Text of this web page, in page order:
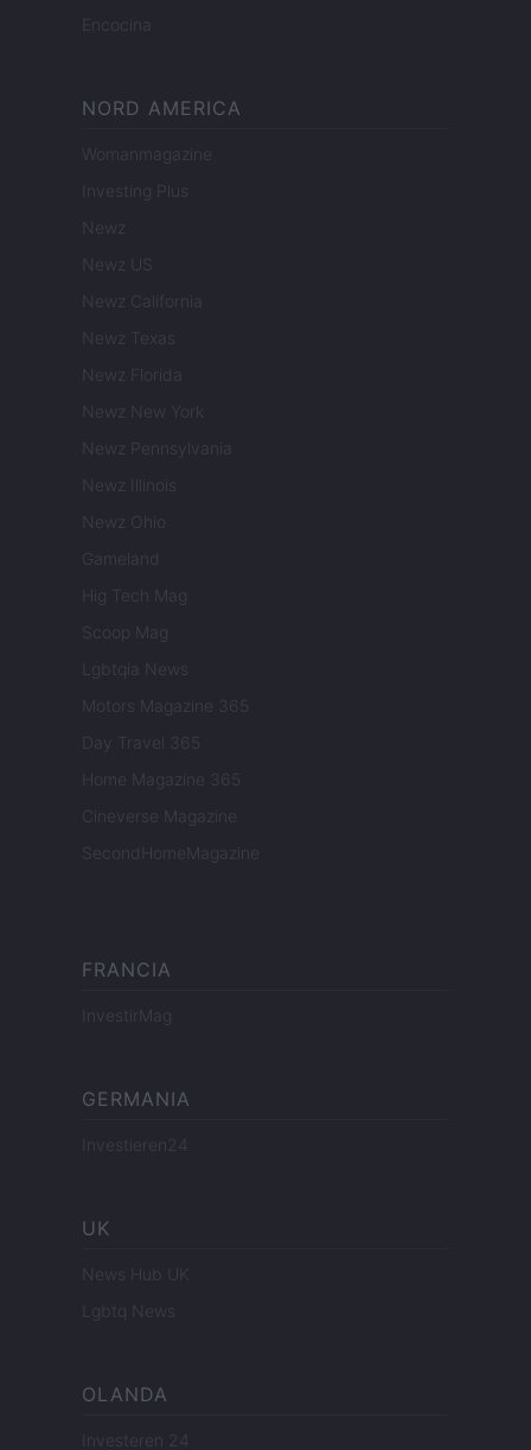
Encocina
NORD AMERICA
Womanmagazine
Investing Plus
Newz
Newz US
Newz California
Newz Texas
Newz Florida
Newz New York
Newz Pennsylvania
Newz Illinois
Newz Ohio
Gameland
Hig Tech Mag
Scoop Mag
Lgbtqia News
Motors Magazine 365
Day Travel 365
Home Magazine 365
Cineverse Magazine
SecondHomeMagazine
FRANCIA
InvestirMag
GERMANIA
Investieren24
UK
News Hub UK
Lgbtq News
OLANDA
Investeren 24